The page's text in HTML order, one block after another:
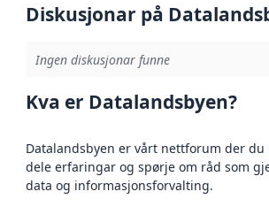
Diskusjonar på
Ingen diskusjonar funne
Kva er Datalandsbyen?
Datalandsbyen er vårt nettforum der du
dele erfaringar og spørje om råd som
data og informasjonsforvalting.